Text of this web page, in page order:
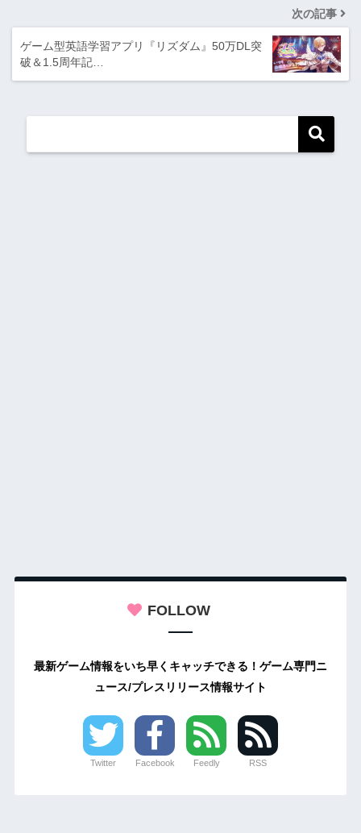
次の記事
ゲーム型英語学習アプリ『リズダム』50万DL突
破＆1.5周年記…
FOLLOW
最新ゲーム情報をいち早くキャッチできる！ゲーム専門ニ
ュース/プレスリリース情報サイト
Twitter Facebook Feedly RSS